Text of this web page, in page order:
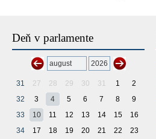
Deň v parlamente
31 27 28 29 30 31 1
2
32
3 4 5 6 7 8
9
33
10 11 12 13 14 15
16
34
17 18 19 20 21 22
23